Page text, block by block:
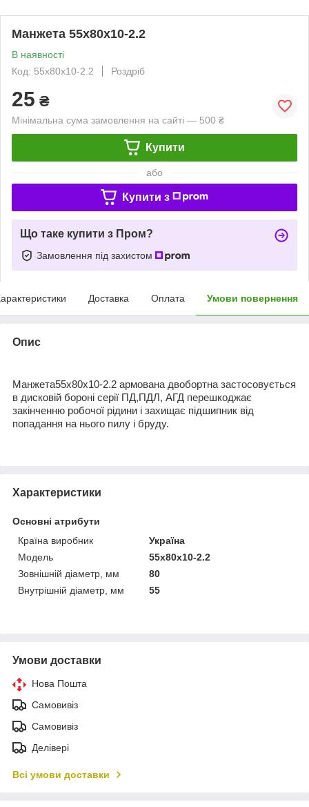
Манжета 55х80х10-2.2
В наявності
Код: 55х80х10-2.2
Роздріб
25 ₴
Мінімальна сума замовлення на сайті — 500 ₴
Купити
або
Купити з
Що таке купити з Пром?
Замовлення під захистом
Доставка Оплата Умови повернення
Опис
Манжета55х80х10-2.2 армована двобортна застосовується
в дисковій бороні серії ПД,ПДЛ, АГД перешкоджає
закінченню робочої рідини і захищає підшипник від
попадання на нього пилу і бруду.
Характеристики
Основні атрибути
Країна виробник
Україна
Модель
55х80х10-2.2
Зовнішній діаметр, мм
80
Внутрішній діаметр, мм
55
Умови доставки
Нова Пошта
Самовивіз
Самовивіз
Делівері
Всі умови доставки